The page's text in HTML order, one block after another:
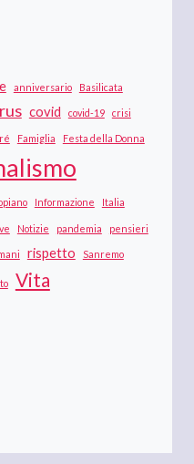
anniversario Basilicata
covid covid-19 crisi
Famiglia Festa della Donna
Informazione Italia
Notizie pandemia pensieri
rispetto Sanremo
Vita